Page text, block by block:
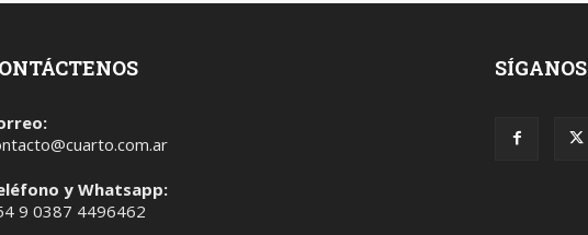
y Whatsapp:
9 0387 4496462
SÍGANOS